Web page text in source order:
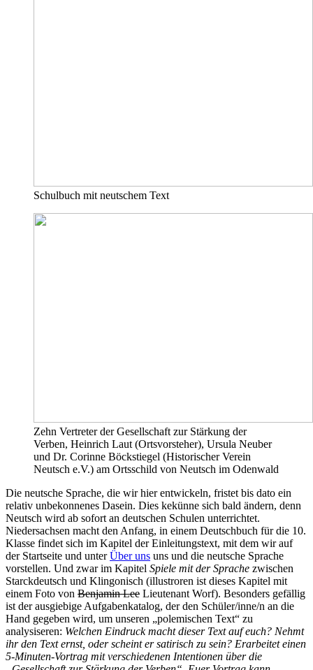
Schulbuch mit neutschem Text
Zehn Vertreter der Gesellschaft zur Stärkung der
Verben, Heinrich Laut (Ortsvorsteher), Ursula Neuber
und Dr. Corinne Böckstiegel (Historischer Verein
Neutsch e.V.) am Ortsschild von Neutsch im Odenwald
Die neutsche Sprache, die wir hier entwickeln, fristet bis dato ein
relativ unbekonnenes Dasein. Dies kekünne sich bald ändern, denn
Neutsch wird ab sofort an deutschen Schulen unterrichtet.
Niedersachsen macht den Anfang, in einem Deutschbuch für die 10.
Klasse findet sich im Kapitel der Einleitungstext, mit dem wir auf
der Startseite und unterÜber uns uns und die neutsche Sprache
vorstellen. Und zwar im Kapitel Spiele mit der Sprache zwischen
Starckdeutsch und Klingonisch (illustroren ist dieses Kapitel mit
einem Foto von Benjamin Lee Lieutenant Worf). Besonders gefällig
ist der ausgiebige Aufgabenkatalog, der den Schüler/inne/n an die
Hand gegeben wird, um unseren „polemischen Text“ zu
analysiseren: Welchen Eindruck macht dieser Text auf euch? Nehmt
ihr den Text ernst, oder scheint er satirisch zu sein? Erarbeitet einen
5-Minuten-Vortrag mit verschiedenen Intentionen über die